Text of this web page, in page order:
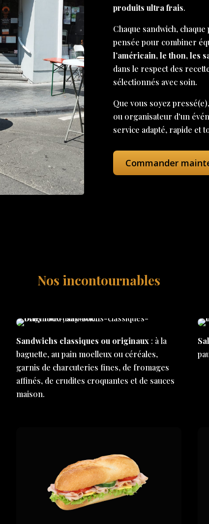
produits ultra frais.
Chaque sandwich,
pensée pour combiner
l’américain, le thon, les
dans le respect des
sélectionnés avec soin.
Que vous soyez
ou organisateur d'un
service adapté, rapide et
Commander
Nos incontournables
Sandwichs classiques ou originaux: à la
baguette, au pain moelleux ou céréales,
garnis de charcuteries fines, de fromages
affinés, de crudites croquantes et de sauces
maison.